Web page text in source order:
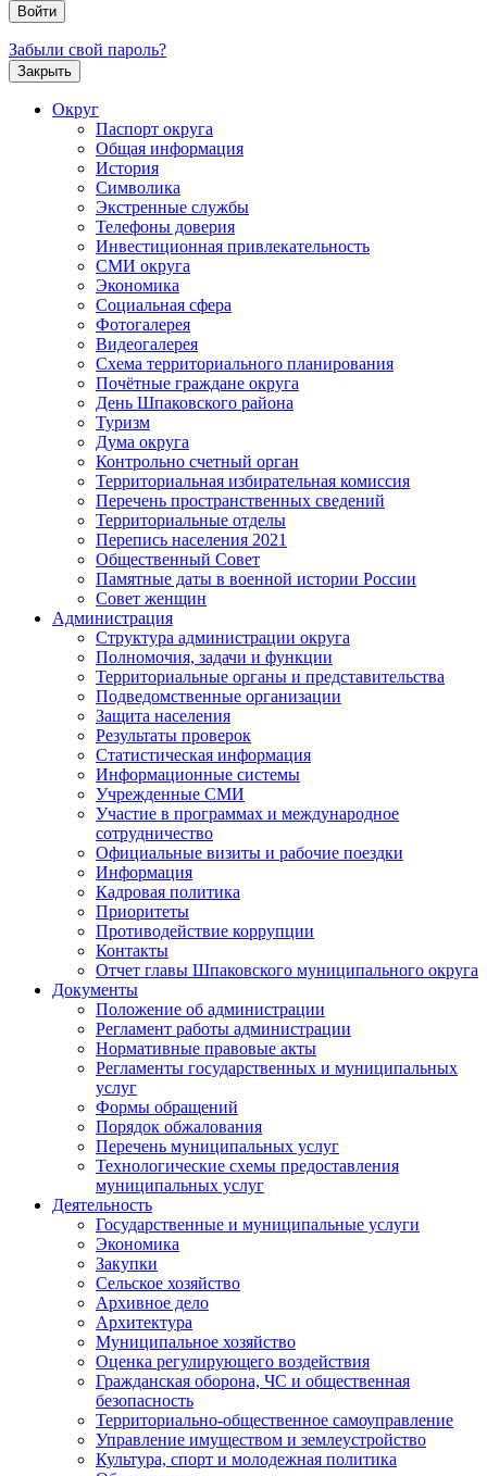
Забыли свой пароль?
Закрыть
Округ
Паспорт округа
Общая информация
История
Символика
Экстренные службы
Телефоны доверия
Инвестиционная привлекательность
СМИ округа
Экономика
Социальная сфера
Фотогалерея
Видеогалерея
Схема территориального планирования
Почётные граждане округа
День Шпаковского района
Туризм
Дума округа
Контрольно счетный орган
Территориальная избирательная комиссия
Перечень пространственных сведений
Территориальные отделы
Перепись населения 2021
Общественный Совет
Памятные даты в военной истории России
Совет женщин
Администрация
Структура администрации округа
Полномочия, задачи и функции
Территориальные органы и представительства
Подведомственные организации
Защита населения
Результаты проверок
Статистическая информация
Информационные системы
Учрежденные СМИ
Участие в программах и международное
сотрудничество
Официальные визиты и рабочие поездки
Информация
Кадровая политика
Приоритеты
Противодействие коррупции
Контакты
Отчет главы Шпаковского муниципального округа
Документы
Положение об администрации
Регламент работы администрации
Нормативные правовые акты
Регламенты государственных и муниципальных
услуг
Формы обращений
Порядок обжалования
Перечень муниципальных услуг
Технологические схемы предоставления
муниципальных услуг
Деятельность
Государственные и муниципальные услуги
Экономика
Закупки
Сельское хозяйство
Архивное дело
Архитектура
Муниципальное хозяйство
Оценка регулирующего воздействия
Гражданская оборона, ЧС и общественная
безопасность
Территориально-общественное самоуправление
Управление имуществом и землеустройство
Культура, спорт и молодежная политика